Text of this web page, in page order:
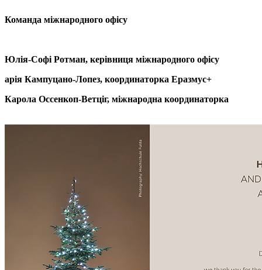
Команда міжнародного офісу
Юлія-Софі Ротман, керівниця міжнародного офісу
арія Кампуцано-Лопез, координаторка Еразмус+
Карола Оссенкоп-Ветціг, міжнародна координаторка